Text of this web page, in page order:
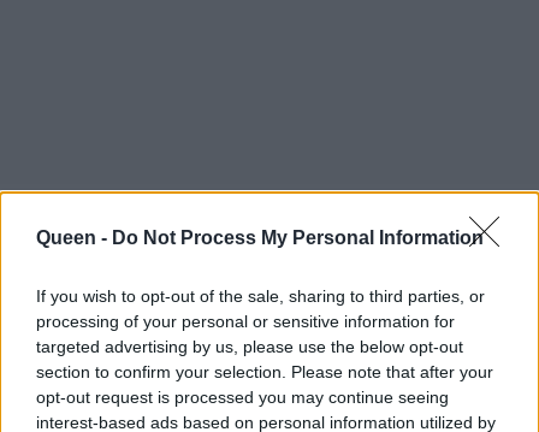
Queen - Do Not Process My Personal Information
If you wish to opt-out of the sale, sharing to third parties, or
processing of your personal or sensitive information for
targeted advertising by us, please use the below opt-out
section to confirm your selection. Please note that after your
opt-out request is processed you may continue seeing
interest-based ads based on personal information utilized by